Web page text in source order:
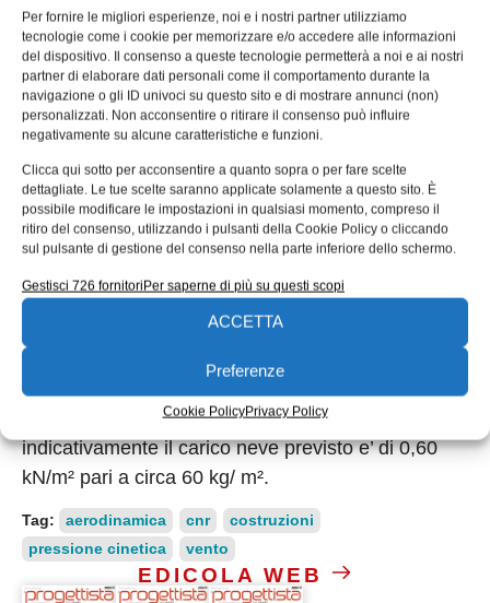
Per fornire le migliori esperienze, noi e i nostri partner utilizziamo
tecnologie come i cookie per memorizzare e/o accedere alle informazioni
del dispositivo. Il consenso a queste tecnologie permetterà a noi e ai nostri
partner di elaborare dati personali come il comportamento durante la
navigazione o gli ID univoci su questo sito e di mostrare annunci (non)
personalizzati. Non acconsentire o ritirare il consenso può influire
negativamente su alcune caratteristiche e funzioni.
Clicca qui sotto per acconsentire a quanto sopra o per fare scelte
dettagliate. Le tue scelte saranno applicate solamente a questo sito. È
possibile modificare le impostazioni in qualsiasi momento, compreso il
ritiro del consenso, utilizzando i pulsanti della Cookie Policy o cliccando
sul pulsante di gestione del consenso nella parte inferiore dello schermo.
Gestisci 726 fornitoriPer saperne di più su questi scopi
ACCETTA
Preferenze
Cookie PolicyPrivacy Policy
dove vb è la velocità di riferimento del vento (in
m/s);
ῤ è la densità dell’aria assunta convenzionalmente
Nel caso specifico, trascurando i coefficienti di
forma e di esposizione, avremmo una pressione
specifica di circa 490 N/m² che e’ di tutto rilievo.
Bisogna naturalmente tenere conto anche del
carico neve e dell’effetto combinato di entrambi i
fattori. Nel caso nostro, essendo una localita’ ligure
vicino al mare,quindi classificata in zona III, con
altitudine inferiore ai 200 metri sul livello del mare,
indicativamente il carico neve previsto e’ di 0,60
kN/m² pari a circa 60 kg/ m².
Tag: aerodinamica cnr
costruzioni
pressione cinetica
vento
EDICOLA WEB